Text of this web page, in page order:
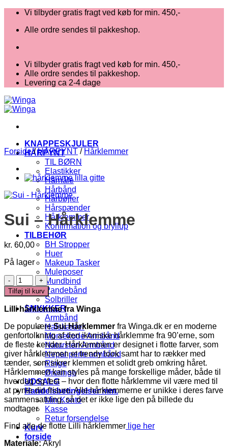
Fortsæt
indhold
Vi tilbyder gratis fragt ved køb for min. 450,-
Alle ordre sendes til pakkeshop.
Vi tilbyder gratis fragt ved køb for min. 450,-
Alle ordre sendes til pakkeshop.
Levering ca 2-4 dage
KNAPPESKJULER
HÅRPYNT
TIL BØRN
Elastikker
Hårnåle
Hårbånd
Hårbøjler
Hårspænder
Hårklemmer
Konfirmation og bryllup
TILBEHØR
BH Stropper
Huer
Makeup Tasker
Muleposer
Mundbind
Pandebånd
Solbriller
SMYKKER
Armbånd
Halskæder
Morsekode Armbånd
Natursten Armbånd
Nepal perle armbånd
Ringe
Øreringe
UDSALG
Handelsbetingelser mm.
Min Konto
Kasse
Retur forsendelse
Kurv
forside
Forside / HÅRPYNT / Hårklemmer
Sui – Hårklemme
kr. 60,00
På lager
Sui
-
Hårklemme
antal
Tilføj til kurv
Lilli hårklemme fra Winga
De populæreSui Hårklemmer fra Winga.dk er en moderne
genfortolkning af den ikoniske hårklemme fra 90’erne, som
de fleste kender. Hårklemmen er designet i flotte farver, som
giver hårklemmen et trendy look samt har to rækker med
tænder, som sikrer klemmen et solidt greb omkring håret.
Hårklemmen kan styles på mange forskellige måder, både til
hverdag og fest – hvor den flotte hårklemme vil være med til
at pynte din frisure. Alle hårklemmerne er unikke i deres farve
sammensatning, så det er ikke lige den på billede du
modtager
Find alle de flotte Lilli hårklemmer lige her
Materiale:Akryl